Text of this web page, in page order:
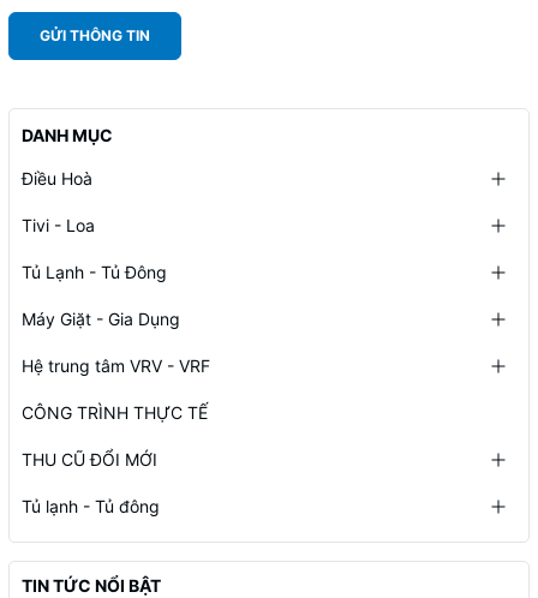
GỬI THÔNG TIN
DANH MỤC
Điều Hoà
Tivi - Loa
Tủ Lạnh - Tủ Đông
Máy Giặt - Gia Dụng
Hệ trung tâm VRV - VRF
CÔNG TRÌNH THỰC TẾ
THU CŨ ĐỔI MỚI
Tủ lạnh - Tủ đông
TIN TỨC NỔI BẬT